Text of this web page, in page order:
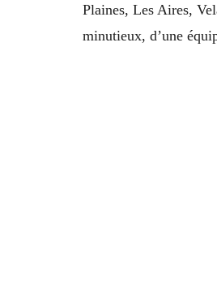
Plaines, Les Aires,
minutieux, d’une